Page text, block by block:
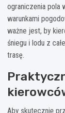
ograniczenia pola
warunkami
ważne jest, by
śniegu i lodu z
trasę.
Aby skutecznie